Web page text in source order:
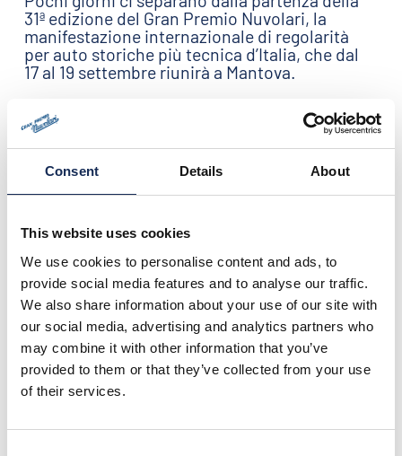
Consent Details About
This website uses cookies
We use cookies to personalise content and ads, to
provide social media features and to analyse our traffic.
We also share information about your use of our site with
our social media, advertising and analytics partners who
may combine it with other information that you’ve
provided to them or that they’ve collected from your use
of their services.
31ª edizione del Gran Premio Nuvolari, la
manifestazione internazionale di regolarità
per auto storiche più tecnica d’Italia, che dal
17 al 19 settembre riunirà a Mantova.
Comunicato stampa n° 6 - Cresce l’attesa per l’evento che celebra il mito del grande ''Nivola''
Mancano poche settimane alla partenza
della 31ª edizione del Gran Premio Nuvolari,
la manifestazione internazionale di
d’Italia.